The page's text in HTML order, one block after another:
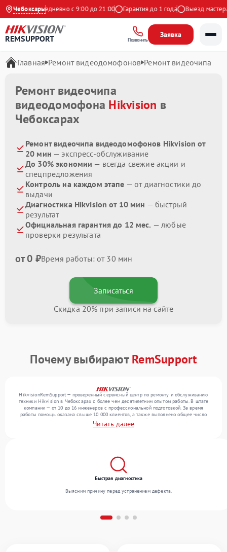
Чебоксары
Ежедневно с 9:00 до 21:00 Гарантия до 1 года Выезд мастера
REMSUPPORT Позвонить
Заявка
Главная Ремонт видеодомофонов Ремонт видеочипа
Ремонт видеочипа
видеодомофона Hikvision в
Чебоксарах
Ремонт видеочипа видеодомофонов Hikvision от
20 мин — экспресс-обслуживание
До 30% экономии — всегда свежие акции и
спецпредложения
Контроль на каждом этапе — от диагностики до
выдачи
Диагностика Hikvision от 10 мин — быстрый
результат
Официальная гарантия до 12 мес. — любые
проверки результата
от 0 ₽Время работы: от 30 мин
Записаться
Скидка 20% при записи на сайте
Почему выбираютRemSupport
HikvisionRemSupport — проверенный сервисный центр по ремонту и обслуживанию
техники Hikvision в Чебоксарах с более чем десятилетним опытом работы. В штате
компании — от 10 до 16 инженеров с профессиональной подготовкой. За время
работы помощь оказана свыше 10 000 клиентов, а также выполнено общее число
ремонтов превысило 12 000. Ежемесячно в сервисный центр поступает от 300
устройств, включая , , . Мы выполняем ремонт различного уровня сложности и
Читать далее
Быстрая диагностика
Выясним причину перед устранением дефекта.